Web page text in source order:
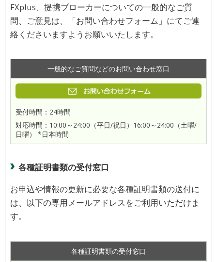
FXplus、提携ブローカーについての一般的なご質
問、ご意見は、「お問い合わせフォーム」にてご連
絡くださいますようお願いいたします。
一般的なご質問などのお問い合わせ窓口
受付時間：24時間
対応時間：10:00～24:00（平日/祝日）16:00～24:00（土曜/
日曜） *日本時間
各種証明書類の受付窓口
お申込や情報の更新に必要な各種証明書類の送付に
は、以下の専用メールアドレスをご利用いただけま
す。
各種証明書類の受付窓口